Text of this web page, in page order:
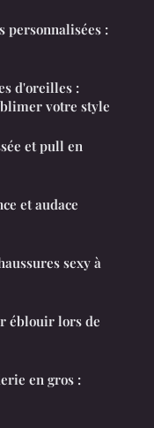
personnalisées :
d'oreilles :
votre style
et pull en
et audace
sexy à
éblouir lors de
en gros :